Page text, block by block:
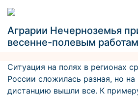
Аграрии Нечерноземья
весенне-полевым работам
Ситуация на полях в регионах
России сложилась разная, но
дистанцию вышли все. К